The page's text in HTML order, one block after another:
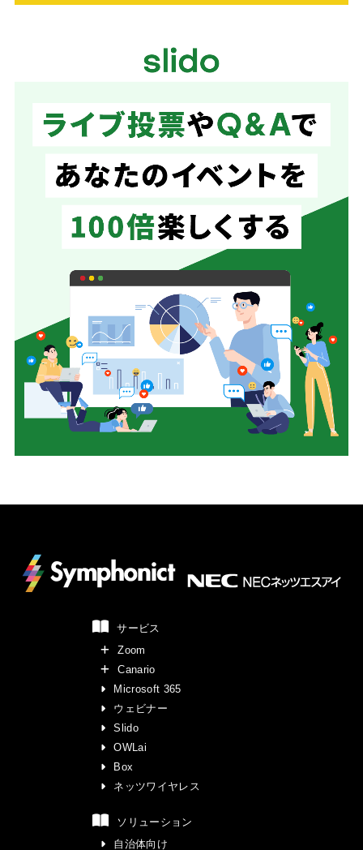
サービス
Zoom
Canario
Microsoft 365
ウェビナー
Slido
OWLai
Box
ネッツワイヤレス
ソリューション
自治体向け